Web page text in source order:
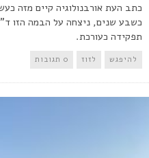
כתב העת אורבנולוגיה קיים מזה
כשבע שנים, ניצחה על הבמה הזו
תפקידה כעורכת.
להיפגש לזוז 0 תגובות